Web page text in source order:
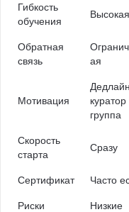
Гибкость
обучения
Высокая
Обратная
связь
ая
Мотивация
куратор
группа
Скорость
старта
Сразу
Сертификат Часто
Риски Низкие